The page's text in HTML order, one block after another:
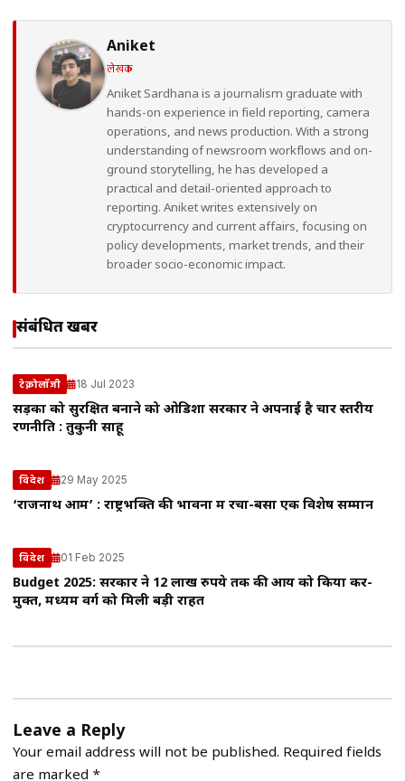
Aniket
लेखक
Aniket Sardhana is a journalism graduate with
hands-on experience in field reporting, camera
operations, and news production. With a strong
understanding of newsroom workflows and on-
ground storytelling, he has developed a
practical and detail-oriented approach to
reporting. Aniket writes extensively on
cryptocurrency and current affairs, focusing on
policy developments, market trends, and their
broader socio-economic impact.
संबंधित खबरें
टेक्नोलॉजी 18 Jul 2023
सड़कों को सुरक्षित बनाने को ओडिशा सरकार ने अपनाई है चार स्तरीय
रणनीति : तुकुनी साहू
विदेश 29 May 2025
‘राजनाथ आम’ : राष्ट्रभक्ति की भावना में रचा-बसा एक विशेष सम्मान
विदेश 01 Feb 2025
Budget 2025: सरकार ने 12 लाख रुपये तक की आय को किया कर-
मुक्त, मध्यम वर्ग को मिली बड़ी राहत
Leave a Reply
Your email address will not be published. Required fields
are marked *